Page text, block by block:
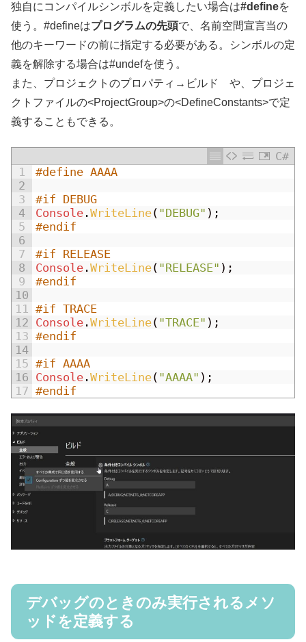
独自にコンパイルシンボルを定義したい場合は#defineを
使う。#defineはプログラムの先頭で、名前空間宣言当の
他のキーワードの前に指定する必要がある。シンボルの定
義を解除する場合は#undefを使う。
また、プロジェクトのプロパティ→ビルド や、プロジェ
クトファイルの<ProjectGroup>の<DefineConstants>で定
義することもできる。
C#
1
2
3
4
5
6
7
8
9
10
11
12
13
14
15
16
17
#define AAAA
#if DEBUG
Console .WriteLine( "DEBUG" ) ;
#endif
#if RELEASE
Console .WriteLine( "RELEASE" ) ;
#endif
#if TRACE
Console .WriteLine( "TRACE" ) ;
#endif
#if AAAA
Console .WriteLine( "AAAA" ) ;
#endif
デバッグのときのみ実行されるメソ
ッドを定義する